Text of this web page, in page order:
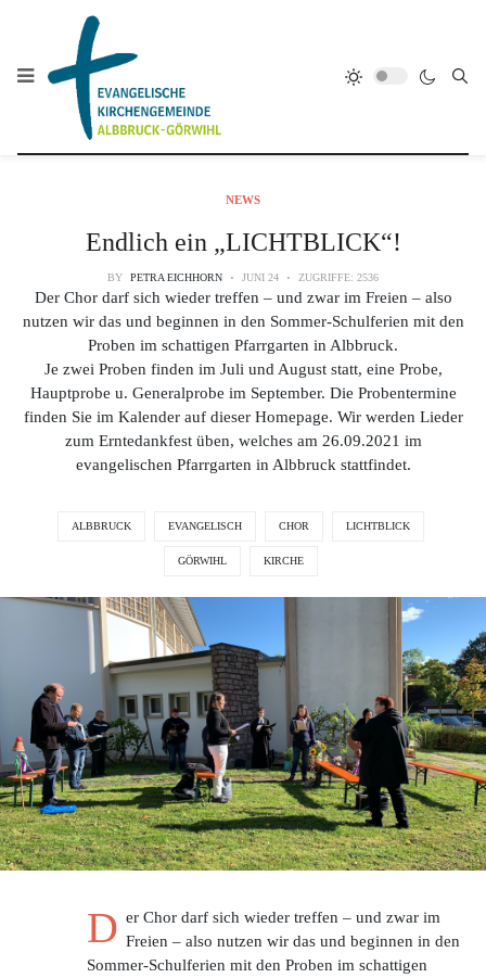
NEWS
Endlich ein „LICHTBLICK“!
BY PETRA EICHHORN JUNI 24 ZUGRIFFE: 2536
Der Chor darf sich wieder treffen – und zwar im Freien – also
nutzen wir das und beginnen in den Sommer-Schulferien mit den
Proben im schattigen Pfarrgarten in Albbruck.
Je zwei Proben finden im Juli und August statt, eine Probe,
Hauptprobe u. Generalprobe im September. Die Probentermine
finden Sie im Kalender auf dieser Homepage. Wir werden Lieder
zum Erntedankfest üben, welches am 26.09.2021 im
evangelischen Pfarrgarten in Albbruck stattfindet.
ALBBRUCK EVANGELISCH CHOR LICHTBLICK
GÖRWIHL KIRCHE
D er Chor darf sich wieder treffen – und zwar im
Freien – also nutzen wir das und beginnen in den
Sommer-Schulferien mit den Proben im schattigen